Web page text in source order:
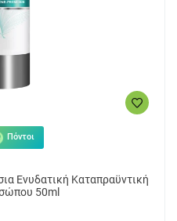
Πόντοι
Ενυδατική Καταπραϋντική
50ml